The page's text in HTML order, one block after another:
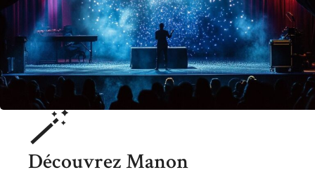
🪄
Découvrez Manon